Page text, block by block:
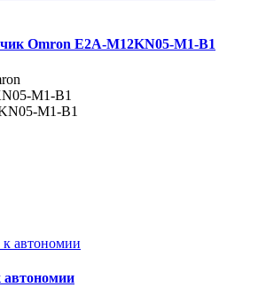
Omron E2A-M12KN05-M1-B1
M1-B1
M1-B1
автономии